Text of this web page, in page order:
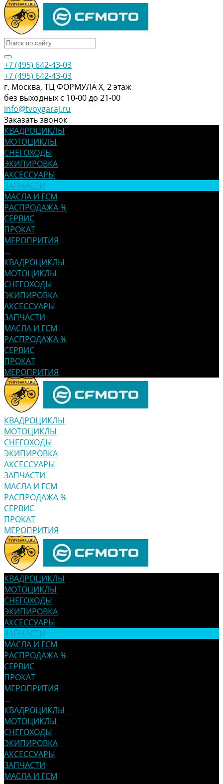
+7 (495) 642-43-03
+7 (495) 642-43-03
г. Москва, ТЦ ФОРМУЛА Х, 2 этаж
без выходных с 10-00 до 21-00
info@tvoygaraj.ru
Заказать звонок
КВАДРОЦИКЛЫ
МОТОЦИКЛЫ
СНЕГОХОДЫ
ЭКИПИРОВКА
АКСЕССУАРЫ
ЗАПЧАСТИ
МАСЛА И ГСМ
РАСПРОДАЖА %
СЕРВИС
ПРОКАТ
МЕРОПРИТИЯ
...
КВАДРОЦИКЛЫ
МОТОЦИКЛЫ
СНЕГОХОДЫ
ЭКИПИРОВКА
АКСЕССУАРЫ
ЗАПЧАСТИ
МАСЛА И ГСМ
РАСПРОДАЖА %
СЕРВИС
ПРОКАТ
МЕРОПРИТИЯ
КВАДРОЦИКЛЫ
МОТОЦИКЛЫ
СНЕГОХОДЫ
ЭКИПИРОВКА
АКСЕССУАРЫ
ЗАПЧАСТИ
МАСЛА И ГСМ
РАСПРОДАЖА %
СЕРВИС
ПРОКАТ
МЕРОПРИТИЯ
КВАДРОЦИКЛЫ
МОТОЦИКЛЫ
СНЕГОХОДЫ
ЭКИПИРОВКА
АКСЕССУАРЫ
ЗАПЧАСТИ
МАСЛА И ГСМ
РАСПРОДАЖА %
СЕРВИС
ПРОКАТ
МЕРОПРИТИЯ
...
КВАДРОЦИКЛЫ
МОТОЦИКЛЫ
СНЕГОХОДЫ
ЭКИПИРОВКА
АКСЕССУАРЫ
ЗАПЧАСТИ
МАСЛА И ГСМ